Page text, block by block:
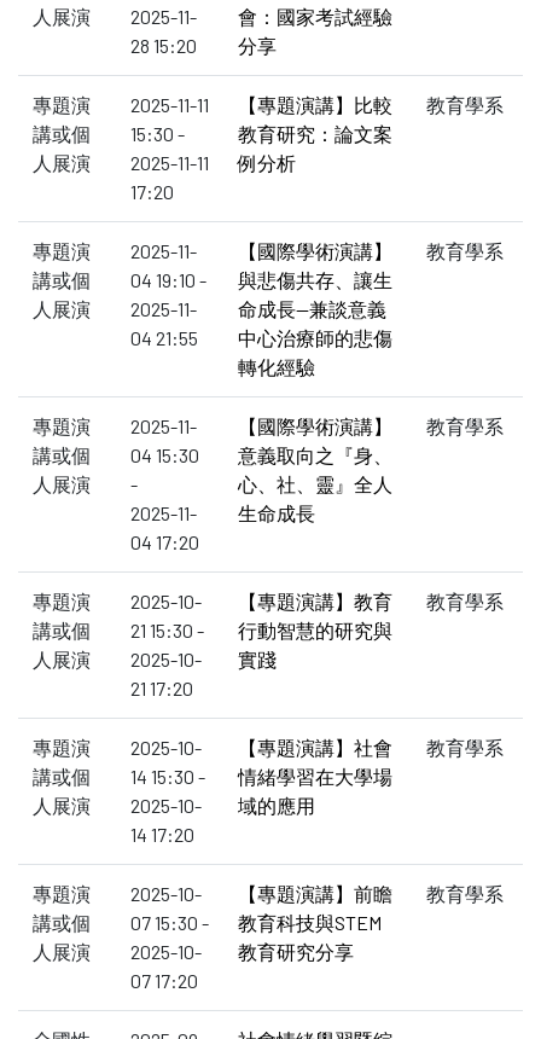
人展演
2025-11-
28 15:20
會：國家考試經驗
分享
專題演
講或個
人展演
2025-11-11
15:30 -
2025-11-11
17:20
【專題演講】比較
教育研究：論文案
例分析
教育學系
專題演
講或個
人展演
2025-11-
04 19:10 -
2025-11-
04 21:55
【國際學術演講】
與悲傷共存、讓生
命成長—兼談意義
中心治療師的悲傷
轉化經驗
教育學系
專題演
講或個
人展演
2025-11-
04 15:30
-
2025-11-
04 17:20
【國際學術演講】
意義取向之『身、
心、社、靈』全人
生命成長
教育學系
專題演
講或個
人展演
2025-10-
21 15:30 -
2025-10-
21 17:20
【專題演講】教育
行動智慧的研究與
實踐
教育學系
專題演
講或個
人展演
2025-10-
14 15:30 -
2025-10-
14 17:20
【專題演講】社會
情緒學習在大學場
域的應用
教育學系
專題演
講或個
人展演
2025-10-
07 15:30 -
2025-10-
07 17:20
【專題演講】前瞻
教育科技與STEM
教育研究分享
教育學系